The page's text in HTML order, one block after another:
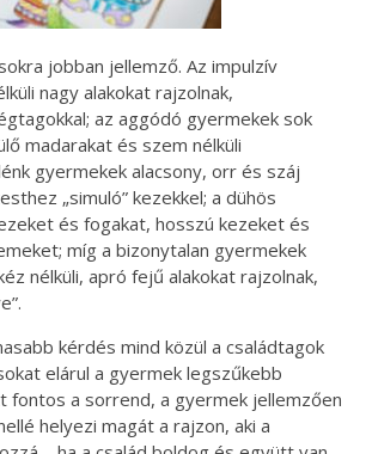
jobban jellemző. Az impulzív
nagy alakokat rajzolnak,
az aggódó gyermekek sok
madarakat és szem nélküli
gyermekek alacsony, orr és száj
„simuló” kezekkel; a dühös
és fogakat, hosszú kezeket és
míg a bizonytalan gyermekek
nélküli, apró fejű alakokat rajzolnak,
kérdés mind közül a családtagok
elárul a gyermek legszűkebb
fontos a sorrend, a gyermek jellemzően
helyezi magát a rajzon, aki a